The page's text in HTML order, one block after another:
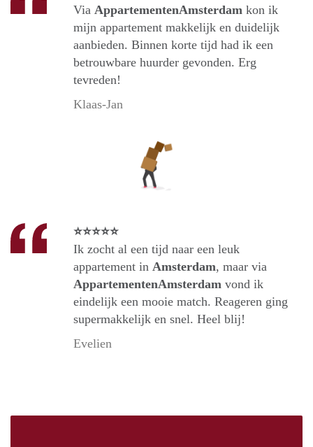
Via AppartementenAmsterdam kon ik
mijn appartement makkelijk en duidelijk
aanbieden. Binnen korte tijd had ik een
betrouwbare huurder gevonden. Erg
tevreden!
Klaas-Jan
⭐⭐⭐⭐⭐
Ik zocht al een tijd naar een leuk
appartement in Amsterdam, maar via
AppartementenAmsterdam vond ik
eindelijk een mooie match. Reageren ging
supermakkelijk en snel. Heel blij!
Evelien